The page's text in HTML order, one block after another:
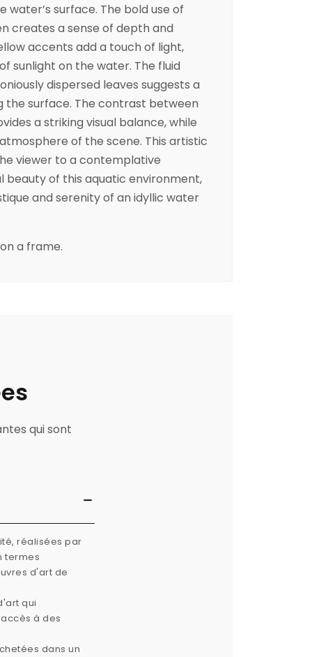
surface. The bold use of
creates a sense of depth and
accents add a touch of light,
sunlight on the water. The fluid
dispersed leaves suggests a
the surface. The contrast between
a striking visual balance, while
of the scene. This artistic
viewer to a contemplative
beauty of this aquatic environment,
and serenity of an idyllic water
a frame.
qui sont
réalisées par
termes
d'art de
qui
à des
dans un